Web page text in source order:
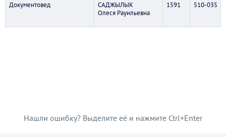
Документовед
САДЖЫЛЫК
Олеся Рауильевна
1591 510-035
Нашли ошибку? Выделите её и нажмите Ctrl+Enter